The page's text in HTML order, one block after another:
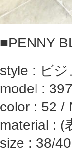
■PENNY
style : ビ
model :
color : 52 /
material : (
size : 38/40